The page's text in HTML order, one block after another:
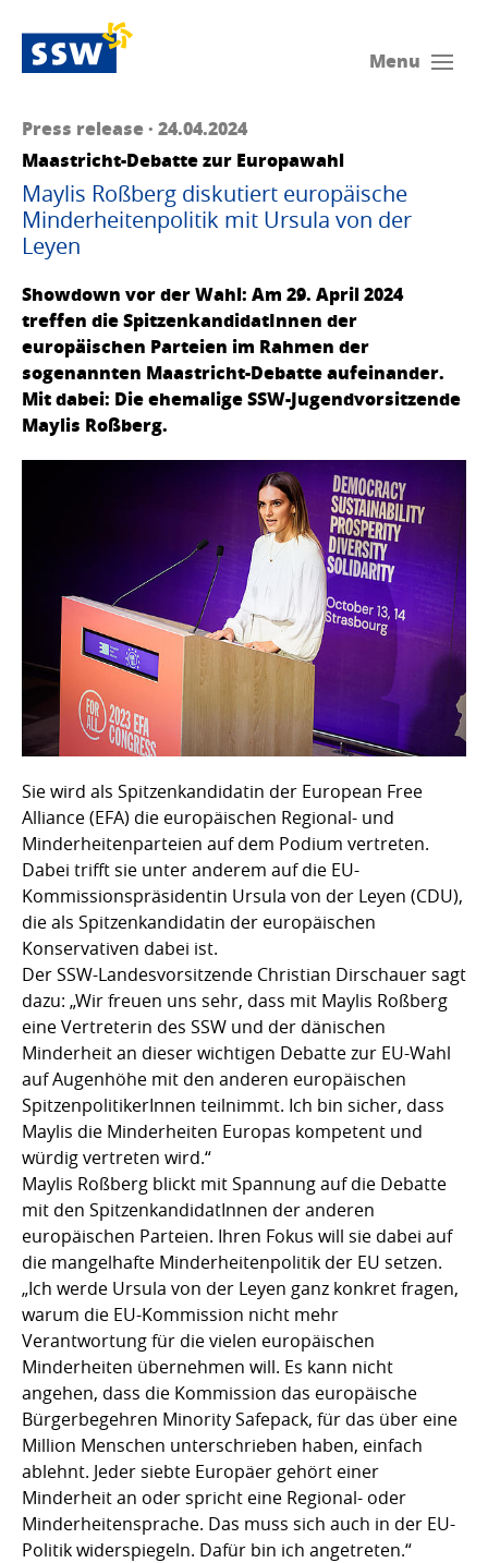
Menu
Press release · 24.04.2024
Maastricht-Debatte zur Europawahl
Maylis Roßberg diskutiert europäische
Minderheitenpolitik mit Ursula von der
Leyen
Showdown vor der Wahl: Am 29. April 2024
treffen die SpitzenkandidatInnen der
europäischen Parteien im Rahmen der
sogenannten Maastricht-Debatte aufeinander.
Mit dabei: Die ehemalige SSW-Jugendvorsitzende
Maylis Roßberg.
Sie wird als Spitzenkandidatin der European Free
Alliance (EFA) die europäischen Regional- und
Minderheitenparteien auf dem Podium vertreten.
Dabei trifft sie unter anderem auf die EU-
Kommissionspräsidentin Ursula von der Leyen (CDU),
die als Spitzenkandidatin der europäischen
Konservativen dabei ist.
Der SSW-Landesvorsitzende Christian Dirschauer sagt
dazu: „Wir freuen uns sehr, dass mit Maylis Roßberg
eine Vertreterin des SSW und der dänischen
Minderheit an dieser wichtigen Debatte zur EU-Wahl
auf Augenhöhe mit den anderen europäischen
SpitzenpolitikerInnen teilnimmt. Ich bin sicher, dass
Maylis die Minderheiten Europas kompetent und
würdig vertreten wird.“
Maylis Roßberg blickt mit Spannung auf die Debatte
mit den SpitzenkandidatInnen der anderen
europäischen Parteien. Ihren Fokus will sie dabei auf
die mangelhafte Minderheitenpolitik der EU setzen.
„Ich werde Ursula von der Leyen ganz konkret fragen,
warum die EU-Kommission nicht mehr
Verantwortung für die vielen europäischen
Minderheiten übernehmen will. Es kann nicht
angehen, dass die Kommission das europäische
Bürgerbegehren Minority Safepack, für das über eine
Million Menschen unterschrieben haben, einfach
ablehnt. Jeder siebte Europäer gehört einer
Minderheit an oder spricht eine Regional- oder
Minderheitensprache. Das muss sich auch in der EU-
Politik widerspiegeln. Dafür bin ich angetreten.“